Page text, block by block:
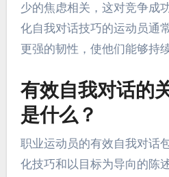
少的焦虑相关，这对竞争成
化自我对话技巧的运动员通
更强的韧性，使他们能够持
有效自我对话的
是什么？
职业运动员的有效自我对话
化技巧和以目标为导向的陈